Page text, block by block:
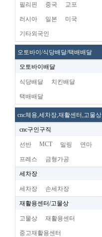
필리핀 중국 교포
러시아 일본 미국
기타외국인
오토바이/식당배달/택배배달
오토바이배달
식당배달 치킨배달
택배배달
cnc체용,세차장,재활센터,고물상
cnc구인구직
선반 MCT 밀링 연마
프레스 금형가공
세차장
세차장 손세차장
재활용센터/고물상
고물상 재활용센터
중고재활용센터